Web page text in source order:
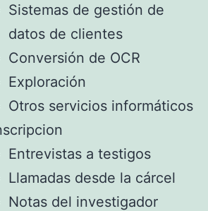
Sistemas de gestión de
datos de clientes
Conversión de OCR
Exploración
Otros servicios informáticos
Entrevistas a testigos
Llamadas desde la cárcel
Notas del investigador